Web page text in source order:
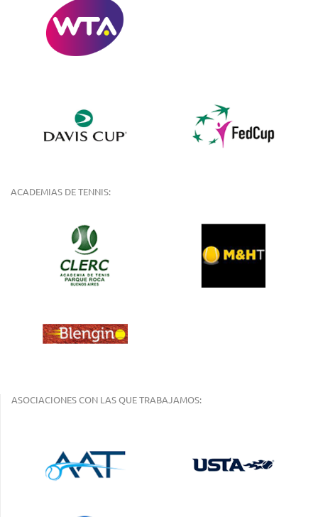
ACADEMIAS DE TENNIS:
ASOCIACIONES CON LAS QUE TRABAJAMOS: